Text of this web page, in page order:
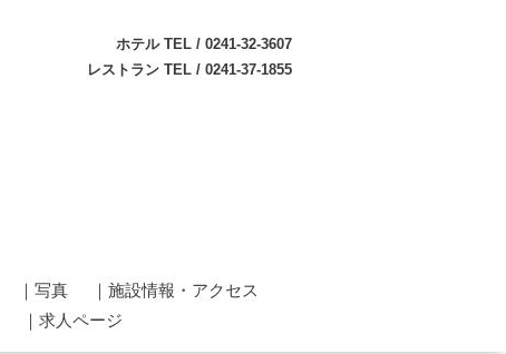
ホテル TEL / 0241-32-3607
レストラン TEL / 0241-37-1855
｜写真
｜施設情報・アクセス
｜求人ページ